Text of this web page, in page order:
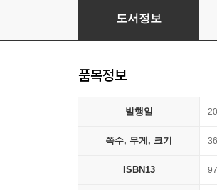
I'll Believe in Anything:
도서정보
품목정보
발행일
쪽수, 무게, 크기
ISBN13